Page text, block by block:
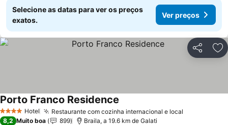
Selecione as datas para ver os preços
exatos.
Ver preços
Partilhar
4 EstrelasHotel Restaurante com cozinha internacional e local
Porto Franco Residence
8,2 Muito boa 899 Braila, a 19.6 km de Galati